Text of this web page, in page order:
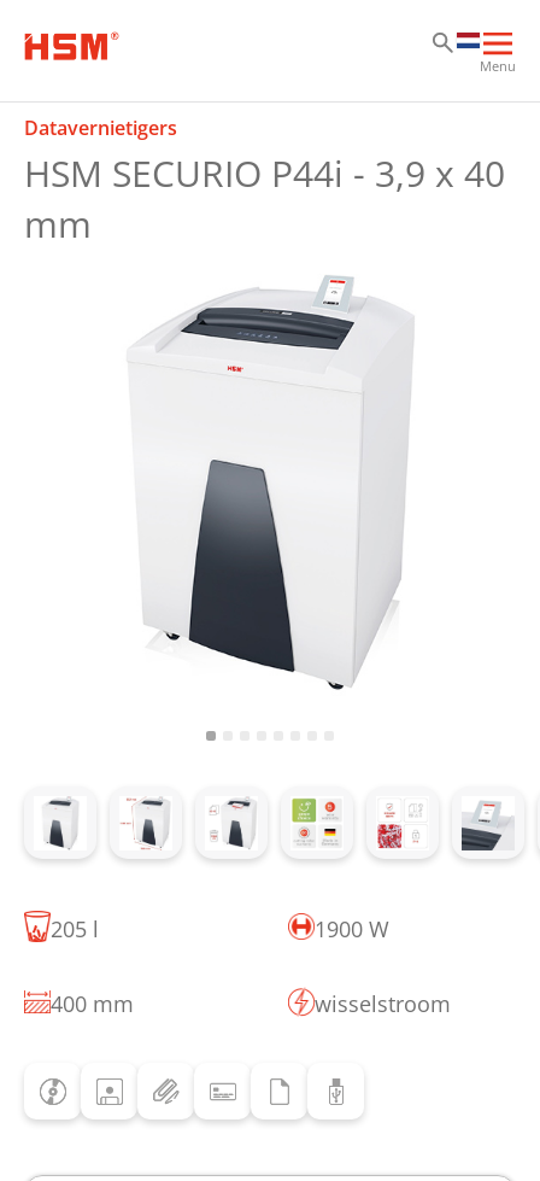
Menu
Datavernietigers
HSM SECURIO P44i - 3,9 x 40
mm
205 l 1900 W
400 mm wisselstroom